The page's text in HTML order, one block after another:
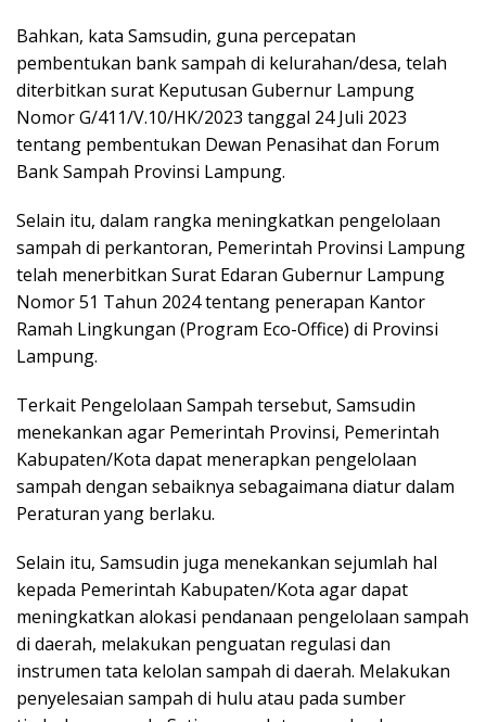
Bahkan, kata Samsudin, guna percepatan
pembentukan bank sampah di kelurahan/desa, telah
diterbitkan surat Keputusan Gubernur Lampung
Nomor G/411/V.10/HK/2023 tanggal 24 Juli 2023
tentang pembentukan Dewan Penasihat dan Forum
Bank Sampah Provinsi Lampung.
Selain itu, dalam rangka meningkatkan pengelolaan
sampah di perkantoran, Pemerintah Provinsi Lampung
telah menerbitkan Surat Edaran Gubernur Lampung
Nomor 51 Tahun 2024 tentang penerapan Kantor
Ramah Lingkungan (Program Eco-Office) di Provinsi
Lampung.
Terkait Pengelolaan Sampah tersebut, Samsudin
menekankan agar Pemerintah Provinsi, Pemerintah
Kabupaten/Kota dapat menerapkan pengelolaan
sampah dengan sebaiknya sebagaimana diatur dalam
Peraturan yang berlaku.
Selain itu, Samsudin juga menekankan sejumlah hal
kepada Pemerintah Kabupaten/Kota agar dapat
meningkatkan alokasi pendanaan pengelolaan sampah
di daerah, melakukan penguatan regulasi dan
instrumen tata kelolan sampah di daerah. Melakukan
penyelesaian sampah di hulu atau pada sumber